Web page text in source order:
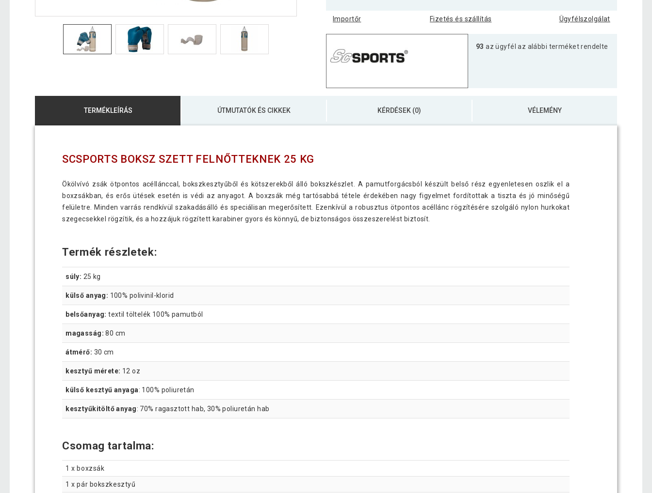
Importőr Fizetés és szállítás Ügyfélszolgálat
93 az ügyfél az alábbi terméket rendelte
TERMÉKLEÍRÁS ÚTMUTATÓK ÉS CIKKEK KÉRDÉSEK (0) VÉLEMÉNY
SCSPORTS BOKSZ SZETT FELNŐTTEKNEK 25 KG
Ökölvívó zsák ötpontos acéllánccal, bokszkesztyűből és kötszerekből álló bokszkészlet. A pamutforgácsból készült belső rész egyenletesen oszlik el a
boxzsákban, és erős ütések esetén is védi az anyagot. A boxzsák még tartósabbá tétele érdekében nagy figyelmet fordítottak a tiszta és jó minőségű
felületre. Minden varrás rendkívül szakadásálló és speciálisan megerősített. Ezenkívül a robusztus ötpontos acéllánc rögzítésére szolgáló nylon hurkokat
szegecsekkel rögzítik, és a hozzájuk rögzített karabiner gyors és könnyű, de biztonságos összeszerelést biztosít.
Termék részletek:
súly: 25 kg
külső anyag: 100% polivinil-klorid
belsőanyag: textil töltelék 100% pamutból
magasság: 80 cm
átmérő: 30 cm
kesztyű mérete: 12 oz
külső kesztyű anyaga: 100% poliuretán
kesztyűkitöltő anyag: 70% ragasztott hab, 30% poliuretán hab
Csomag tartalma:
1 x boxzsák
1 x pár bokszkesztyű